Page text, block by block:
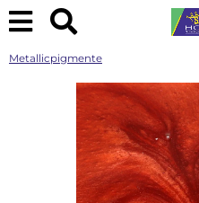
Metallicpigmente